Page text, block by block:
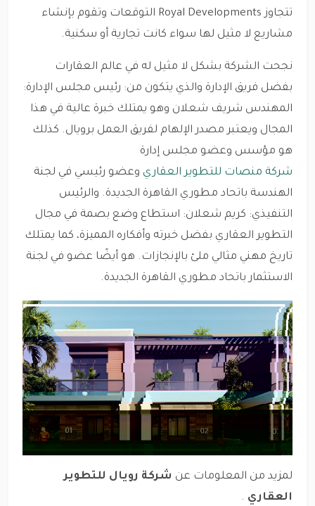
تتجاوز Royal Developments التوقعات وتقوم بإنشاء
مشاريع لا مثيل لها سواء كانت تجارية أو سكنية.
نجحت الشركة بشكل لا مثيل له في عالم العقارات
بفضل فريق الإدارة والذي يتكون من: رئيس مجلس الإدارة:
المهندس شريف شعلان وهو يمتلك خبرة عالية في هذا
المجال ويعتبر مصدر الإلهام لفريق العمل برويال. كذلك
هو مؤسس وعضو مجلس إدارة
شركة منصات للتطوير العقاري وعضو رئيسي في لجنة
الهندسة باتحاد مطوري القاهرة الجديدة. والرئيس
التنفيذي: كريم شعلان: استطاع وضع بصمة في مجال
التطوير العقاري بفضل خبرته وأفكاره المميزة، كما يمتلك
تاريخ مهني مثالي ملئ بالإنجازات. هو أيضًا عضو في لجنة
الاستثمار باتحاد مطوري القاهرة الجديدة.
لمزيد من المعلومات عن شركة رويال للتطوير
العقاري .